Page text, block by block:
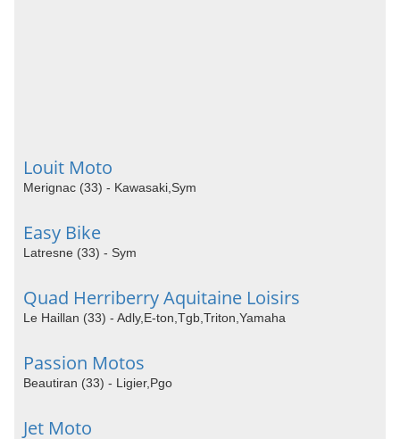
Louit Moto
Merignac (33) - Kawasaki,Sym
Easy Bike
Latresne (33) - Sym
Quad Herriberry Aquitaine Loisirs
Le Haillan (33) - Adly,E-ton,Tgb,Triton,Yamaha
Passion Motos
Beautiran (33) - Ligier,Pgo
Jet Moto